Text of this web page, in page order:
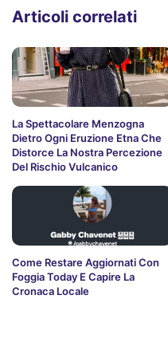
Articoli correlati
La Spettacolare Menzogna
Dietro Ogni Eruzione Etna Che
Distorce La Nostra Percezione
Del Rischio Vulcanico
Come Restare Aggiornati Con
Foggia Today E Capire La
Cronaca Locale